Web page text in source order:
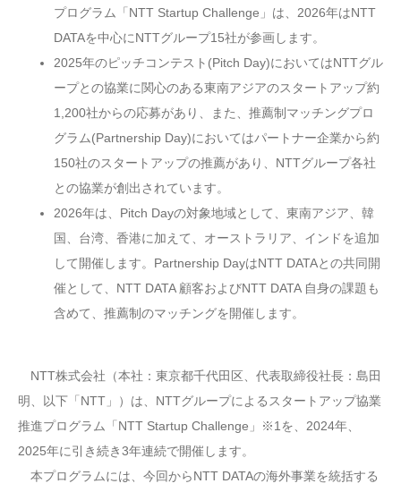
プログラム「NTT Startup Challenge」は、2026年はNTT
DATAを中心にNTTグループ15社が参画します。
2025年のピッチコンテスト(Pitch Day)においてはNTTグル
ープとの協業に関心のある東南アジアのスタートアップ約
1,200社からの応募があり、また、推薦制マッチングプロ
グラム(Partnership Day)においてはパートナー企業から約
150社のスタートアップの推薦があり、NTTグループ各社
との協業が創出されています。
2026年は、Pitch Dayの対象地域として、東南アジア、韓
国、台湾、香港に加えて、オーストラリア、インドを追加
して開催します。Partnership DayはNTT DATAとの共同開
催として、NTT DATA 顧客およびNTT DATA 自身の課題も
含めて、推薦制のマッチングを開催します。
NTT株式会社（本社：東京都千代田区、代表取締役社長：島田
明、以下「NTT」）は、NTTグループによるスタートアップ協業
推進プログラム「NTT Startup Challenge」※1を、2024年、
2025年に引き続き3年連続で開催します。
本プログラムには、今回からNTT DATAの海外事業を統括する